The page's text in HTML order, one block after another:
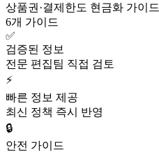
상품권·결제한도 현금화 가이드
6개 가이드
✅
검증된 정보
전문 편집팀 직접 검토
⚡
빠른 정보 제공
최신 정책 즉시 반영
🔒
안전 가이드